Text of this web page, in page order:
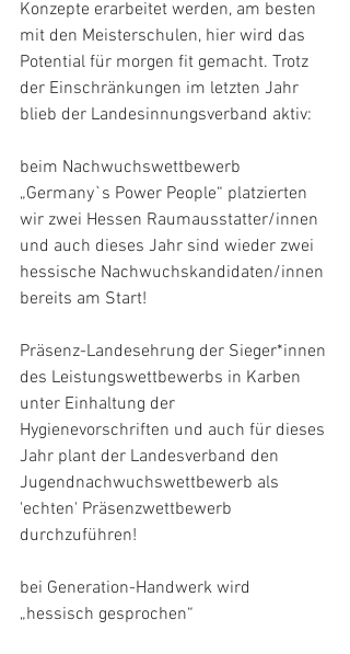
Konzepte erarbeitet werden, am besten
mit den Meisterschulen, hier wird das
Potential für morgen fit gemacht. Trotz
der Einschränkungen im letzten Jahr
blieb der Landesinnungsverband aktiv:
beim Nachwuchswettbewerb
„Germany`s Power People“ platzierten
wir zwei Hessen Raumausstatter/innen
und auch dieses Jahr sind wieder zwei
hessische Nachwuchskandidaten/innen
bereits am Start!
Präsenz-Landesehrung der Sieger*innen
des Leistungswettbewerbs in Karben
unter Einhaltung der
Hygienevorschriften und auch für dieses
Jahr plant der Landesverband den
Jugendnachwuchswettbewerb als
'echten' Präsenzwettbewerb
durchzuführen!
bei Generation-Handwerk wird
„hessisch gesprochen“